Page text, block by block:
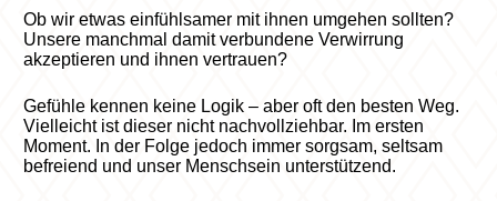
Ob wir etwas einfühlsamer mit ihnen umgehen sollten?
Unsere manchmal damit verbundene Verwirrung
akzeptieren und ihnen vertrauen?
Gefühle kennen keine Logik – aber oft den besten Weg.
Vielleicht ist dieser nicht nachvollziehbar. Im ersten
Moment. In der Folge jedoch immer sorgsam, seltsam
befreiend und unser Menschsein unterstützend.